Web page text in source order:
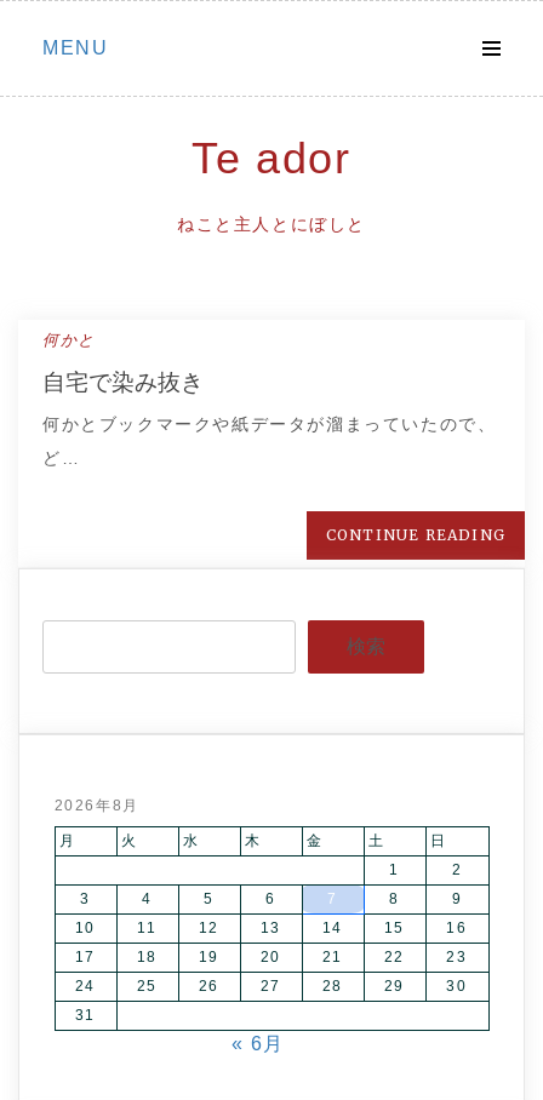
Skip
MENU
Te ador
ねこと主人とにぼしと
何かと
自宅で染み抜き
何かとブックマークや紙データが溜まっていたので、
ど…
CONTINUE READING
検索
2026年8月
月 火 水 木 金 土
日
1
2
3
4 5 6 7 8
9
10
11 12 13 14 15
16
17
18 19 20 21 22
23
24
25 26 27 28 29
30
31
« 6月